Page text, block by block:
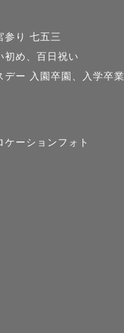
参り 七五三
初め、百日祝い
デー
入園卒園、入学卒業
ケーションフォト